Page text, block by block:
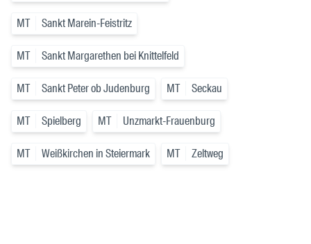
MT Sankt Marein-Feistritz
MT Sankt Margarethen bei Knittelfeld
MT Sankt Peter ob Judenburg MT Seckau
MT Spielberg MT Unzmarkt-Frauenburg
MT Weißkirchen in Steiermark MT Zeltweg